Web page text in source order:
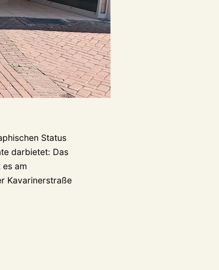
Status
darbietet: Das
am
Kavarinerstraße